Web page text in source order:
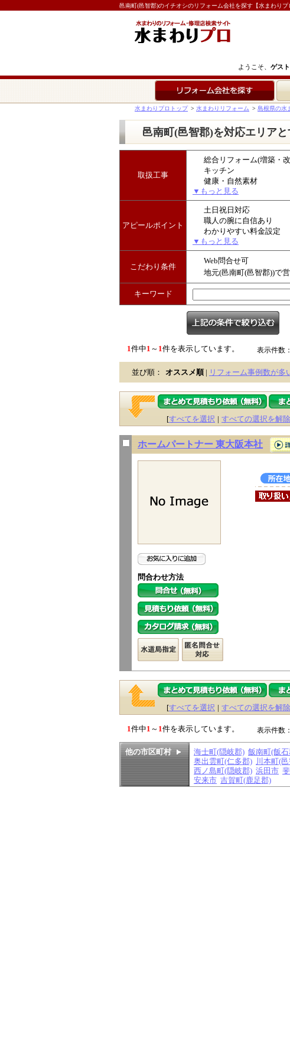
邑南町(邑智郡)のイチオシのリフォーム会社を探す【水まわりプ
ようこそ、 ゲスト
水まわりプロトップ > 水まわりリフォーム > 島根県の水
邑南町(邑智郡)を対応エリア
取扱工事
総合リフォーム(増築・
キッチン
健康・自然素材
▼もっと見る
アピールポイント
土日祝日対応
職人の腕に自信あり
わかりやすい料金設定
▼もっと見る
こだわり条件
Web問合せ可
地元(邑南町(邑智郡))で
キーワード
1件中1 ～ 1件を表示しています。 表示件数：
並び順： オススメ順 | リフォーム事例数が多
[すべてを選択 | すべての選択を解除
ホームパートナー 東大阪本社
問合わせ方法
[すべてを選択 | すべての選択を解除
1件中1 ～ 1件を表示しています。 表示件数：
他の市区町村 海士町(隠岐郡) 飯南町(飯
奥出雲町(仁多郡) 川本町(
西ノ島町(隠岐郡) 浜田市
安来市 吉賀町(鹿足郡)